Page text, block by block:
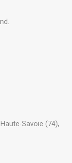
Savoie (74),